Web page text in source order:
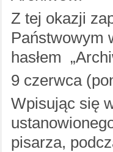
Z tej okazji
Państwowym
hasłem
9 czerwca
Wpisując się
pisarza,